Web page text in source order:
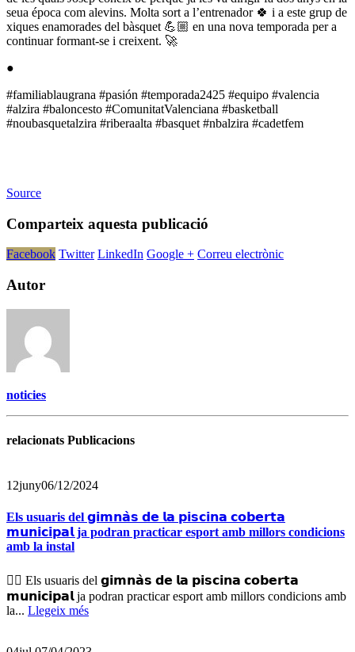
seua época com alevins. Molta sort a l’entrenador 🍀 i a este grup de
xiques enamorades del bàsquet 💪🏼 en una nova temporada per a
continuar formant-se i creixent. 🚀
●
#familiablaugrana #pasión #temporada2425 #equipo #valencia
#alzira #baloncesto #ComunitatValenciana #basketball
#noubasquetalzira #riberaalta #basquet #nbalzira #cadetfem
Source
Comparteix aquesta publicació
Facebook Twitter LinkedIn Google + Correu electrònic
Autor
noticies
relacionats Publicacions
12juny06/12/2024
Els usuaris del 𝗴𝗶𝗺𝗻𝗮̀𝘀 𝗱𝗲 𝗹𝗮 𝗽𝗶𝘀𝗰𝗶𝗻𝗮 𝗰𝗼𝗯𝗲𝗿𝘁𝗮
𝗺𝘂𝗻𝗶𝗰𝗶𝗽𝗮𝗹 ja podran practicar esport amb millors condicions
amb la instal
🏋️‍♀️ Els usuaris del 𝗴𝗶𝗺𝗻𝗮̀𝘀 𝗱𝗲 𝗹𝗮 𝗽𝗶𝘀𝗰𝗶𝗻𝗮 𝗰𝗼𝗯𝗲𝗿𝘁𝗮
𝗺𝘂𝗻𝗶𝗰𝗶𝗽𝗮𝗹 ja podran practicar esport amb millors condicions amb
la... Llegeix més